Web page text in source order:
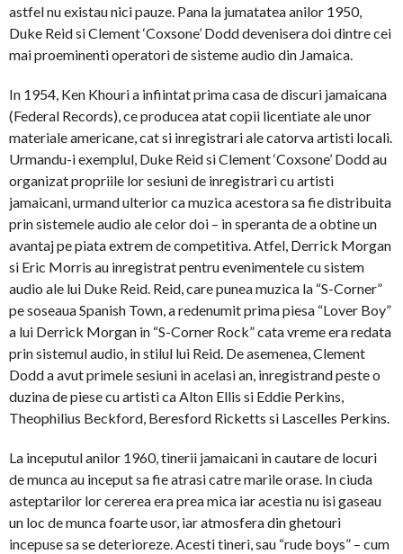
astfel nu existau nici pauze. Pana la jumatatea anilor 1950,
Duke Reid si Clement ‘Coxsone’ Dodd devenisera doi dintre cei
mai proeminenti operatori de sisteme audio din Jamaica.
In 1954, Ken Khouri a infiintat prima casa de discuri jamaicana
(Federal Records), ce producea atat copii licentiate ale unor
materiale americane, cat si inregistrari ale catorva artisti locali.
Urmandu-i exemplul, Duke Reid si Clement ‘Coxsone’ Dodd au
organizat propriile lor sesiuni de inregistrari cu artisti
jamaicani, urmand ulterior ca muzica acestora sa fie distribuita
prin sistemele audio ale celor doi – in speranta de a obtine un
avantaj pe piata extrem de competitiva. Atfel, Derrick Morgan
si Eric Morris au inregistrat pentru evenimentele cu sistem
audio ale lui Duke Reid. Reid, care punea muzica la “S-Corner”
pe soseaua Spanish Town, a redenumit prima piesa “Lover Boy”
a lui Derrick Morgan in “S-Corner Rock” cata vreme era redata
prin sistemul audio, in stilul lui Reid. De asemenea, Clement
Dodd a avut primele sesiuni in acelasi an, inregistrand peste o
duzina de piese cu artisti ca Alton Ellis si Eddie Perkins,
Theophilius Beckford, Beresford Ricketts si Lascelles Perkins.
La inceputul anilor 1960, tinerii jamaicani in cautare de locuri
de munca au inceput sa fie atrasi catre marile orase. In ciuda
asteptarilor lor cererea era prea mica iar acestia nu isi gaseau
un loc de munca foarte usor, iar atmosfera din ghetouri
incepuse sa se deterioreze. Acesti tineri, sau “rude boys” – cum